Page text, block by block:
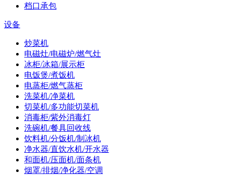
档口承包
设备
炒菜机
电磁灶/电磁炉/燃气灶
冰柜/冰箱/展示柜
电饭煲/煮饭机
电蒸柜/燃气蒸柜
洗菜机/净菜机
切菜机/多功能切菜机
消毒柜/紫外消毒灯
洗碗机/餐具回收线
饮料机/分饭机/制冰机
净水器/直饮水机/开水器
和面机/压面机/面条机
烟罩/排烟/净化器/空调